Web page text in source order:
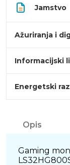
Jamstvo
Ažuriranja i
Informacijski
Energetski
Opis
Gaming